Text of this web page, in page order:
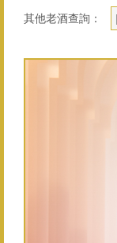
其他老酒查詢：